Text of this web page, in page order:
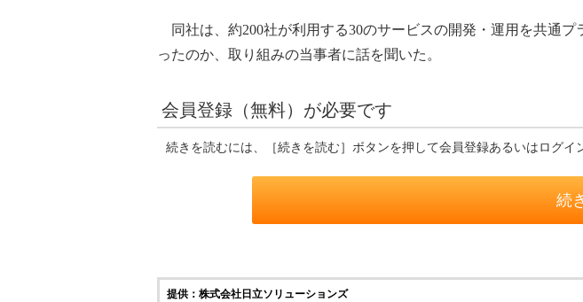
同社は、約200社が利用する30のサービスの開発・運用を共通
ったのか、取り組みの当事者に話を聞いた。
会員登録（無料）が必要です
続きを読むには、［続きを読む］ボタンを押して会員登録あるいはログイ
続
提供：株式会社日立ソリューションズ